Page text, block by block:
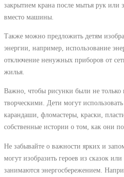
закрытием крана после мытья рук или
вместо машины.
Также можно предложить детям
энергии, например, использование
отключение ненужных приборов от
жилья.
Важно, чтобы рисунки были не
творческими. Дети могут
карандаши, фломастеры, краски,
собственные истории о том, как они
Не забывайте о важности ярких и
могут изобразить героев из сказок
занимаются энергосбережением.